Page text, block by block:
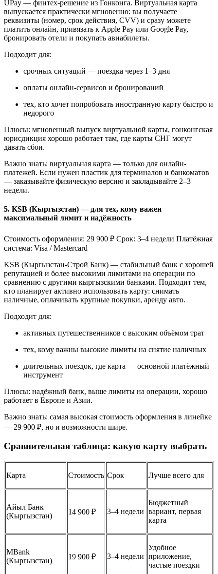
UPay — финтех-решение из Гонконга. Виртуальная карта
выпускается практически мгновенно: вы получаете
реквизиты (номер, срок действия, CVV) и сразу можете
платить онлайн, привязать к Apple Pay или Google Pay,
бронировать отели и покупать авиабилеты.
Подходит для:
срочных ситуаций — поездка через 1–3 дня
оплаты онлайн-сервисов и бронирований
тех, кто хочет попробовать иностранную карту быстро и
недорого
Плюсы: мгновенный выпуск виртуальной карты, гонконгская
юрисдикция хорошо работает там, где карты СНГ могут
давать сбои.
Важно знать: виртуальная карта — только для онлайн-
платежей. Если нужен пластик для терминалов и банкоматов
— заказывайте физическую версию и закладывайте 2–3
недели.
5. KSB (Кыргызстан) — для тех, кому важен
максимальный лимит и надёжность
Стоимость оформления: 29 900 ₽ Срок: 3–4 недели Платёжная
система: Visa / Mastercard
KSB (Кыргызстан-Строй Банк) — стабильный банк с хорошей
репутацией и более высокими лимитами на операции по
сравнению с другими кыргызскими банками. Подходит тем,
кто планирует активно использовать карту: снимать
наличные, оплачивать крупные покупки, аренду авто.
Подходит для:
активных путешественников с высоким объёмом трат
тех, кому важны высокие лимиты на снятие наличных
длительных поездок, где карта — основной платёжный
инструмент
Плюсы: надёжный банк, выше лимиты на операции, хорошо
работает в Европе и Азии.
Важно знать: самая высокая стоимость оформления в линейке
— 29 900 ₽, но и возможности шире.
Сравнительная таблица: какую карту выбрать
Карта Стоимость Срок Лучше всего для
Айыл Банк
(Кыргызстан)
14 900 ₽ 3–4 недели
Бюджетный
вариант, первая
карта
MBank
(Кыргызстан)
19 900 ₽ 3–4 недели
Удобное
приложение,
частые поездки